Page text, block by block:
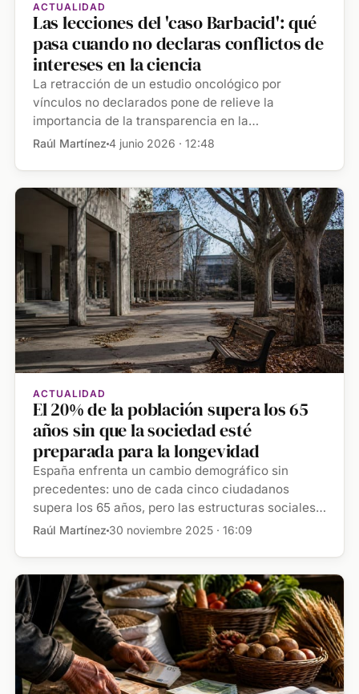
ACTUALIDAD
Las lecciones del 'caso Barbacid': qué
pasa cuando no declaras conflictos de
intereses en la ciencia
La retracción de un estudio oncológico por
vínculos no declarados pone de relieve la
importancia de la transparencia en la
investigación […]
Raúl Martínez 4 junio 2026 · 12:48
ACTUALIDAD
El 20% de la población supera los 65
años sin que la sociedad esté
preparada para la longevidad
España enfrenta un cambio demográfico sin
precedentes: uno de cada cinco ciudadanos
supera los 65 años, pero las estructuras sociales
no se han adaptado a […]
Raúl Martínez 30 noviembre 2025 · 16:09